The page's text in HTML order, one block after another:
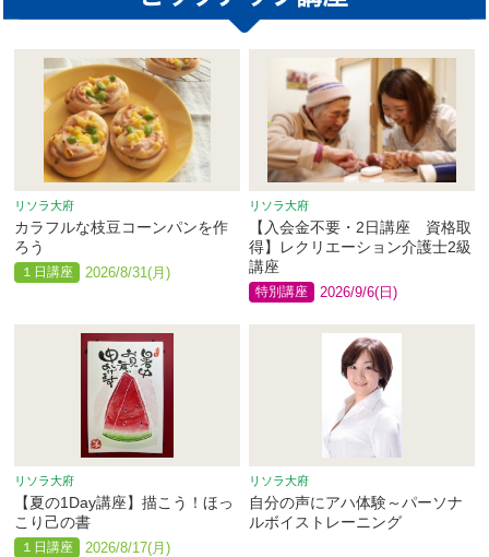
リソラ大府
カラフルな枝豆コーンパンを作
ろう
１日講座 2026/8/31(月)
リソラ大府
【入会金不要・2日講座 資格取
得】レクリエーション介護士2級
講座
特別講座 2026/9/6(日)
リソラ大府
【夏の1Day講座】描こう！ほっ
こり己の書
１日講座 2026/8/17(月)
リソラ大府
自分の声にアハ体験～パーソナ
ルボイストレーニング